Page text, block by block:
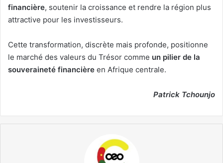
financière, soutenir la croissance et rendre la région plus
attractive pour les investisseurs.
Cette transformation, discrète mais profonde, positionne
le marché des valeurs du Trésor comme un pilier de la
souveraineté financière en Afrique centrale.
Patrick Tchounjo